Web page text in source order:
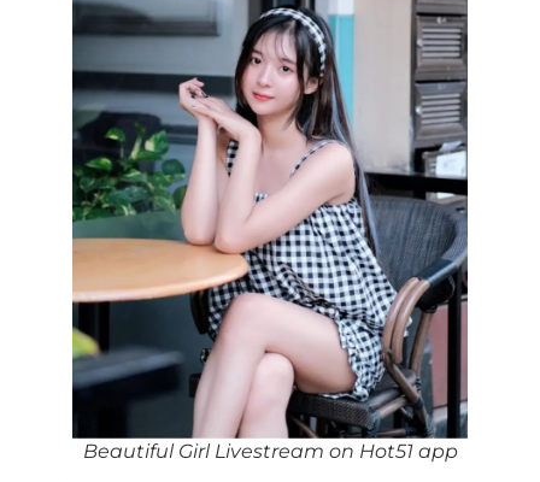
Beautiful Girl Livestream on Hot51 app